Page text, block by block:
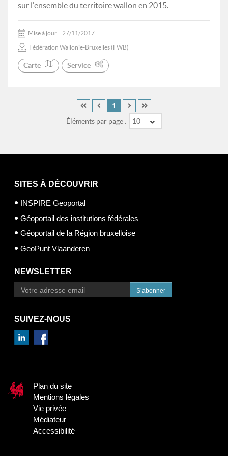
sur l'ensemble du territoire wallon en 2015.
Mise à jour: 27/11/2017
Fédération Wallonie-Bruxelles (FWB)
Carte Service
Éléments par page : 10
1
SITES À DÉCOUVRIR
INSPIRE Geoportal
Géoportail des institutions fédérales
Géoportail de la Région bruxelloise
GeoPunt Vlaanderen
NEWSLETTER
S’abonner
SUIVEZ-NOUS
Plan du site
Mentions légales
Vie privée
Médiateur
Accessibilité